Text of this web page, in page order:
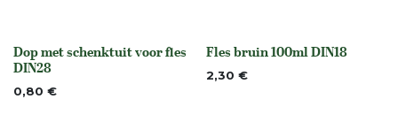
None
Dop met schenktuit voor fles
DIN28
0,80 €
None
Fles bruin 100ml DIN18
2,30 €